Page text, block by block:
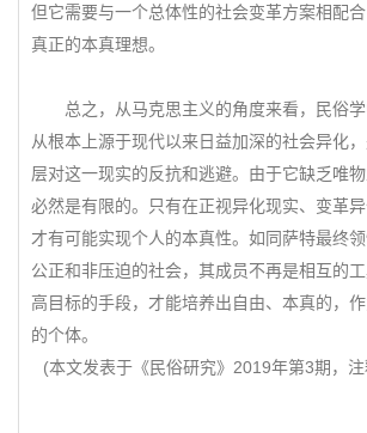
但它需要与一个总体性的社会变革方案相配
真正的本真理想。
总之，从马克思主义的角度来看，民俗学
从根本上源于现代以来日益加深的社会异化
层对这一现实的反抗和逃避。由于它缺乏唯
必然是有限的。只有在正视异化现实、变革异
才有可能实现个人的本真性。如同萨特最终
公正和非压迫的社会，其成员不再是相互的
高目标的手段，才能培养出自由、本真的，
的个体。
(本文发表于《民俗研究》2019年第3期，